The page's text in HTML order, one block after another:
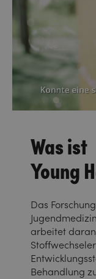
Was ist
Young
Das
arbeitet
Behandlung